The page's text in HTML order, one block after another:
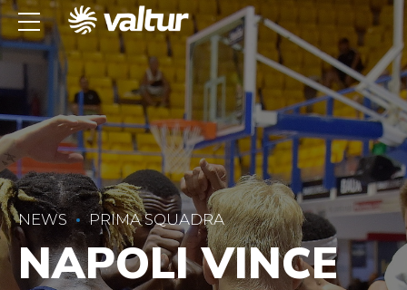
NEWS PRIMA SQUADRA
NAPOLI VINCE